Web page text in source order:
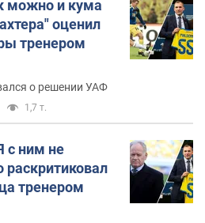
можно и кума
оценил
тренером
о решении УАФ
1,7 т.
с ним не
раскритиковал
тренером